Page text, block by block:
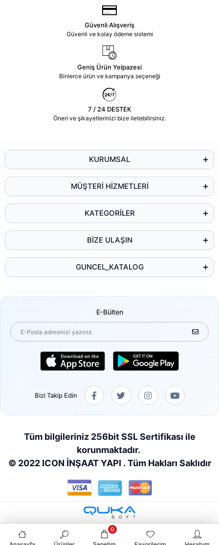
Güvenli Alışveriş
Güvenli ve kolay ödeme sistemi
Geniş Ürün Yelpazesi
Binlerce ürün ve kampanya seçeneği
7 / 24 DESTEK
Öneri ve şikayetlerinizi bize iletebilirsiniz.
KURUMSAL
MÜŞTERİ HİZMETLERİ
KATEGORİLER
BİZE ULAŞIN
GUNCEL_KATALOG
E-Bülten
Bizi Takip Edin
Tüm bilgileriniz 256bit SSL Sertifikası ile
korunmaktadır.
© 2022 ICON İNŞAAT YAPI . Tüm Hakları Saklıdır
0